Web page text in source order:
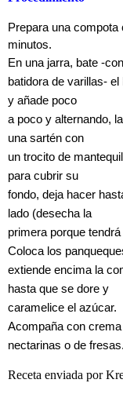
Prepara una
minutos.
En una jarra, bate -con
batidora de varillas-
y añade poco
a poco y alternando,
una sartén con
un trocito de
para cubrir su
fondo, deja hacer
lado (desecha la
primera porque
Coloca los
extiende encima la
hasta que se dore y
caramelice el azúcar.
Acompaña con
nectarinas o de fresas.
Receta enviada por